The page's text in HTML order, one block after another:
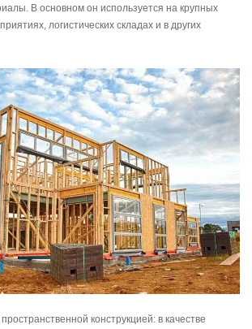
В основном он используется на крупных
логистических складах и в других
конструкцией: в качестве